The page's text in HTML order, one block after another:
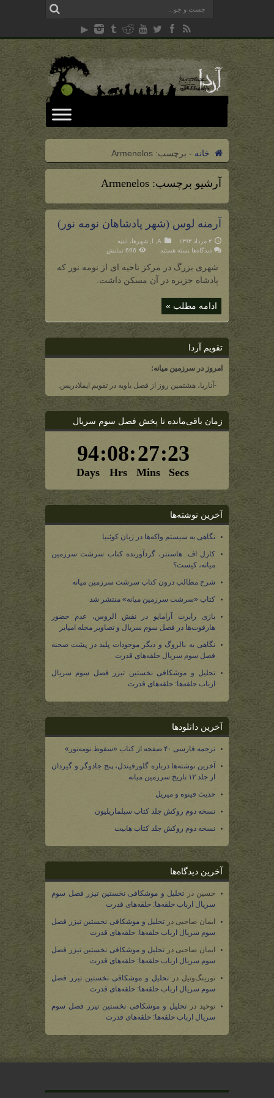
خانه - برچسب: Armenelos
آرشیو برچسب: Armenelos
آرمنه لوس (شهر پادشاهان نومه نور)
۲ مرداد ۱۳۹۳ A آ
شهرها، ابنیه
دیدگاه‌ها برای
لوس
(شهر
نومه
بسته هستند 696 نمایش
شهری بزرگ در مرکز ناحیه ای از نومه نور که
پادشاه جزیره در آن مسکن داشت.
ادامه مطلب »
تقویم آردا
امروز در سرزمین میانه:
-آناریا، هشتمین روز از فصل یاویه در تقویم ایملادریس.
زمان باقی‌مانده تا پخش فصل سوم سریال
آخرین نوشته‌ها
نگاهی به سیستم واکه‌ها در زبان کوئنیا
کارل اف. هاستتر، گردآورنده کتاب سرشت سرزمین
میانه، کیست؟
شرح مطالب درون کتاب سرشت سرزمین میانه
کتاب «سرشت سرزمین میانه» منتشر شد
بازی رابرت آرامایو در نقش الروس، عدم حضور
هارفوت‌ها در فصل سوم سریال و تصاویر مجله امپایر
نگاهی به بالروگ و دیگر موجودات پلید در پشت صحنه
فصل سوم سریال حلقه‌های قدرت
تحلیل و موشکافی نخستین تیزر فصل سوم سریال
ارباب حلقه‌ها: حلقه‌های قدرت
آخرین دانلودها
ترجمه فارسی ۴۰ صفحه از کتاب «سقوط نومه‌نور»
آخرین نوشته‌ها درباره گلورفیندل، پنج جادوگر و گیردان
از جلد ۱۲ تاریخ سرزمین میانه
حدیث فینوه و میریل
نسخه دوم روکش جلد کتاب سیلماریلیون
نسخه دوم روکش جلد کتاب هابیت
آخرین دیدگاه‌ها
حسین در تحلیل و موشکافی نخستین تیزر فصل سوم
سریال ارباب حلقه‌ها: حلقه‌های قدرت
ایمان صاحبی در تحلیل و موشکافی نخستین تیزر فصل
سوم سریال ارباب حلقه‌ها: حلقه‌های قدرت
ایمان صاحبی در تحلیل و موشکافی نخستین تیزر فصل
سوم سریال ارباب حلقه‌ها: حلقه‌های قدرت
تورینگ‌وتیل در تحلیل و موشکافی نخستین تیزر فصل
سوم سریال ارباب حلقه‌ها: حلقه‌های قدرت
توحید درتحلیل و موشکافی نخستین تیزر فصل سوم
سریال ارباب حلقه‌ها: حلقه‌های قدرت